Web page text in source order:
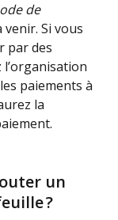
de
venir. Si vous
par des
paiements à
la
un
?